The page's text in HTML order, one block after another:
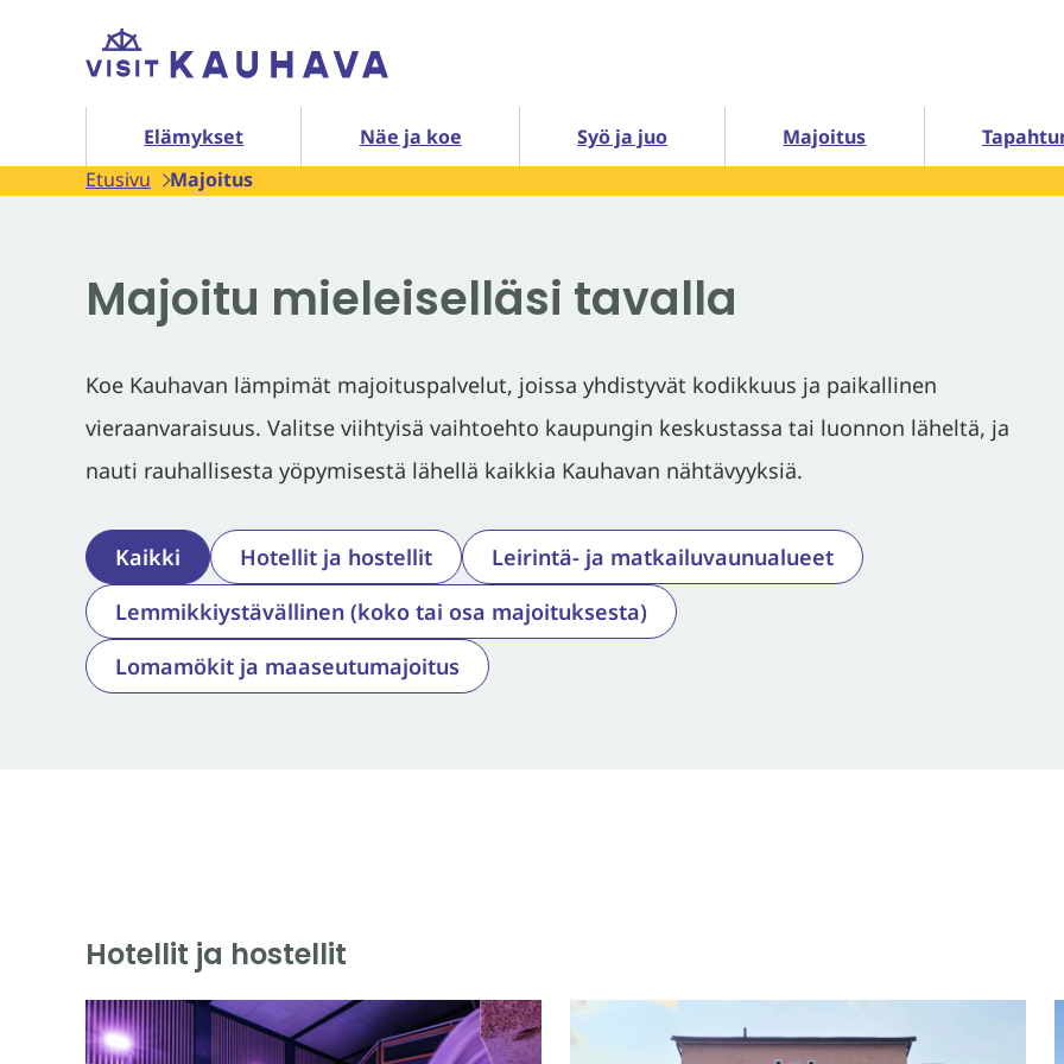
sisältöön
Etusivu
Elämykset
Elämykset alasivut Näe ja koe Syö ja juo Majoitus
Etusivu
Majoitus
Majoitu mieleiselläsi tavalla
Koe Kauhavan lämpimät majoituspalvelut, joissa yhdistyvät kodikkuus ja paikallinen
vieraanvaraisuus. Valitse viihtyisä vaihtoehto kaupungin keskustassa tai luonnon läheltä, ja
nauti rauhallisesta yöpymisestä lähellä kaikkia Kauhavan nähtävyyksiä.
Kaikki Hotellit ja hostellit
Leirintä- ja matkailuvaunualueet
Lemmikkiystävällinen (koko tai osa majoituksesta)
Lomamökit ja maaseutumajoitus
Hotellit ja hostellit